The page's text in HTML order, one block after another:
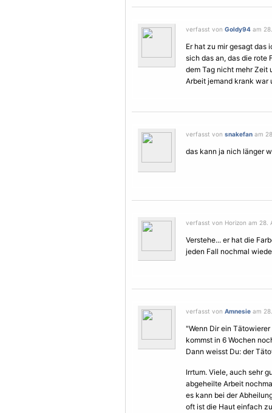
verfasst von Goldy94 am
Er hat zu mir gesagt das
sich das an, das die rote
dem Tag nicht mehr Zeit
Arbeit jemand krank war
verfasst von snakefan am
das kann ja nich länger
verfasst von Horizon am 28.
Verstehe... er hat die
jeden Fall nochmal
verfasst von Amnesie am
"Wenn Dir ein
kommst in 6 Wochen
Dann weisst Du: der
Irrtum. Viele, auch sehr
abgeheilte Arbeit
es kann bei der
oft ist die Haut einfach